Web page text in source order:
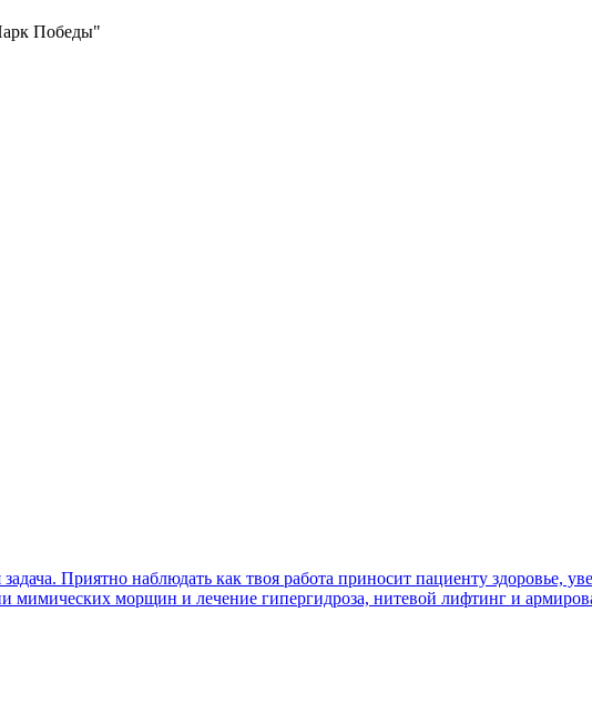
Победы"
Приятно наблюдать как твоя работа приносит пациенту здоровье,
мимических морщин и лечение гипергидроза, нитевой лифтинг и